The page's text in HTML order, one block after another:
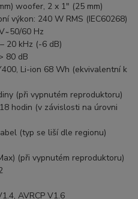
woofer, 2 x 1" (25 mm)
výkon: 240 W RMS (IEC60268)
50/60 Hz
20 kHz (-6 dB)
80 dB
Li-ion 68 Wh (ekvivalentní k
(při vypnutém reproduktoru)
hodin (v závislosti na úrovni
(typ se liší dle regionu)
(při vypnutém reproduktoru)
AVRCP V1.6